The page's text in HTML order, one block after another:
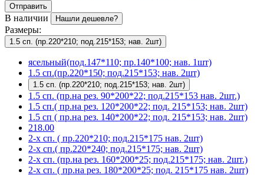
Отправить
В наличии Нашли дешевле?
Размеры:
1.5 сп. (пр.220*210; под.215*153; нав. 2шт)
ясельный(под.147*110; пр.140*100; нав. 1шт)
1.5 сп.(пр.220*150; под.215*153; нав. 2шт)
1.5 сп. (пр.220*210; под.215*153; нав. 2шт)
1.5 сп. (пр.на рез. 90*200*22; под.215*153 нав. 2шт.)
1.5 сп.( пр.на рез. 120*200*22; под. 215*153; нав. 2шт)
1.5 сп ( пр.на рез. 140*200*22; под. 215*153; нав. 2шт)
218.00
2-х сп. ( пр.220*210; под.215*175 нав. 2шт)
2-х сп.( пр.220*240; под.215*175; нав. 2шт)
2-х сп. (пр.на рез. 160*200*25; под.215*175; нав. 2шт.)
2-х сп. ( пр.на рез. 180*200*25; под. 215*175 нав. 2шт)